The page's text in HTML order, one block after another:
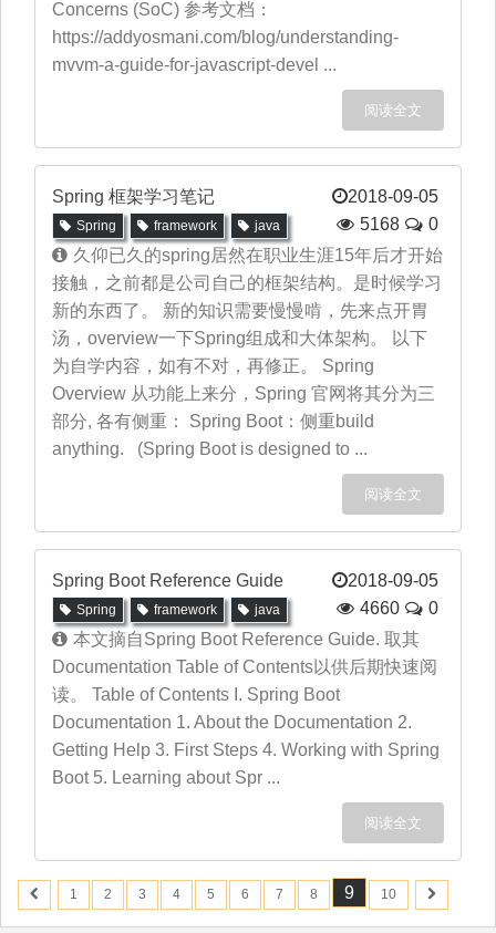
Concerns (SoC) 参考文档：
https://addyosmani.com/blog/understanding-
mvvm-a-guide-for-javascript-devel ...
阅读全文
Spring 框架学习笔记 2018-09-05
Spring framework java 5168
0
久仰已久的spring居然在职业生涯15年后才开始
接触，之前都是公司自己的框架结构。是时候学习
新的东西了。 新的知识需要慢慢啃，先来点开胃
汤，overview一下Spring组成和大体架构。 以下
为自学内容，如有不对，再修正。 Spring
Overview 从功能上来分，Spring 官网将其分为三
部分, 各有侧重： Spring Boot：侧重build
anything. (Spring Boot is designed to ...
阅读全文
Spring Boot Reference Guide 2018-09-05
Spring framework java 4660
0
本文摘自Spring Boot Reference Guide. 取其
Documentation Table of Contents以供后期快速阅
读。 Table of Contents I. Spring Boot
Documentation 1. About the Documentation 2.
Getting Help 3. First Steps 4. Working with Spring
Boot 5. Learning about Spr ...
阅读全文
1 2 3 4 5 6 7 8 9 10